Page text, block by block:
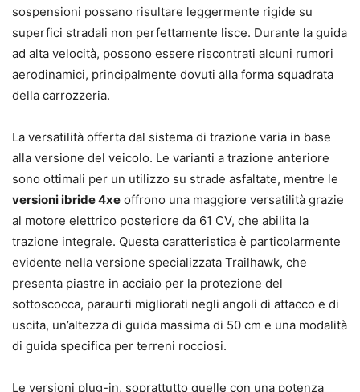
sospensioni possano risultare leggermente rigide su
superfici stradali non perfettamente lisce. Durante la guida
ad alta velocità, possono essere riscontrati alcuni rumori
aerodinamici, principalmente dovuti alla forma squadrata
della carrozzeria.
La versatilità offerta dal sistema di trazione varia in base
alla versione del veicolo. Le varianti a trazione anteriore
sono ottimali per un utilizzo su strade asfaltate, mentre le
versioni ibride 4xe offrono una maggiore versatilità grazie
al motore elettrico posteriore da 61 CV, che abilita la
trazione integrale. Questa caratteristica è particolarmente
evidente nella versione specializzata Trailhawk, che
presenta piastre in acciaio per la protezione del
sottoscocca, paraurti migliorati negli angoli di attacco e di
uscita, un’altezza di guida massima di 50 cm e una modalità
di guida specifica per terreni rocciosi.
Le versioni plug-in, soprattutto quelle con una potenza